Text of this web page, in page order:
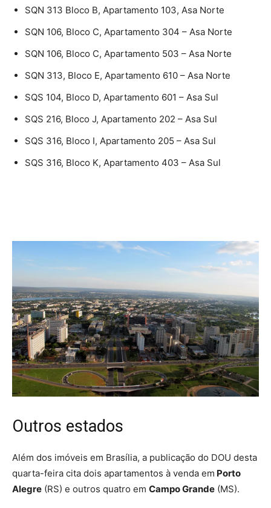
SQN 313 Bloco B, Apartamento 103, Asa Norte
SQN 106, Bloco C, Apartamento 304 – Asa Norte
SQN 106, Bloco C, Apartamento 503 – Asa Norte
SQN 313, Bloco E, Apartamento 610 – Asa Norte
SQS 104, Bloco D, Apartamento 601 – Asa Sul
SQS 216, Bloco J, Apartamento 202 – Asa Sul
SQS 316, Bloco I, Apartamento 205 – Asa Sul
SQS 316, Bloco K, Apartamento 403 – Asa Sul
Outros estados
Além dos imóveis em Brasília, a publicação do DOU desta
quarta-feira cita dois apartamentos à venda em Porto
Alegre (RS) e outros quatro em Campo Grande (MS).